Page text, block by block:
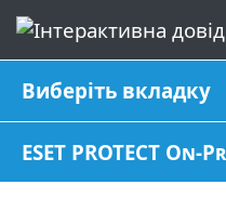
Виберіть вкладку
ESET PROTECT On-